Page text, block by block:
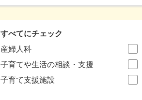
すべてにチェック
産婦人科
子育てや生活の相談・支援
子育て支援施設